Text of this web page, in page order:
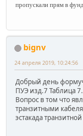
пропускали прям в
bignv
24 апреля 2019, 10:24:56
Добрый день
ПУЭ изд.7 Таблица
Вопрос в том что
транзитными
эстакада